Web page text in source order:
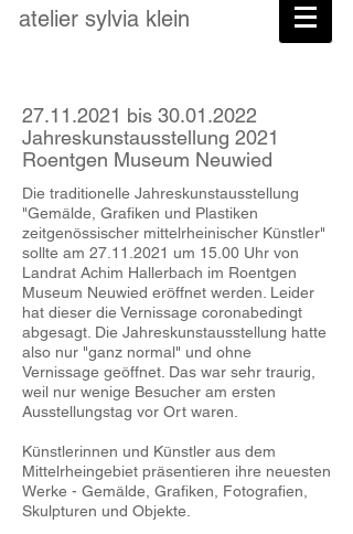
atelier sylvia klein
27.11.2021 bis 30.01.2022
Jahreskunstausstellung 2021
Roentgen Museum Neuwied
Die traditionelle Jahreskunstausstellung
"Gemälde, Grafiken und Plastiken
zeitgenössischer mittelrheinischer Künstler"
sollte am 27.11.2021 um 15.00 Uhr von
Landrat Achim Hallerbach im Roentgen
Museum Neuwied eröffnet werden. Leider
hat dieser die Vernissage coronabedingt
abgesagt. Die Jahreskunstausstellung hatte
also nur "ganz normal" und ohne
Vernissage geöffnet. Das war sehr traurig,
weil nur wenige Besucher am ersten
Ausstellungstag vor Ort waren.
Künstlerinnen und Künstler aus dem
Mittelrheingebiet präsentieren ihre neuesten
Werke - Gemälde, Grafiken, Fotografien,
Skulpturen und Objekte.